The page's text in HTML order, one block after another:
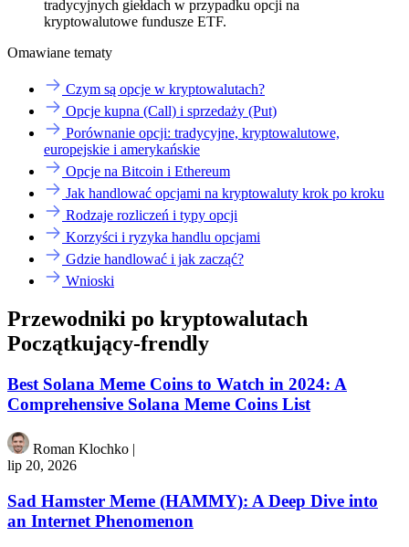
tradycyjnych giełdach w przypadku opcji na
kryptowalutowe fundusze ETF.
Omawiane tematy
Czym są opcje w kryptowalutach?
Opcje kupna (Call) i sprzedaży (Put)
Porównanie opcji: tradycyjne, kryptowalutowe,
europejskie i amerykańskie
Opcje na Bitcoin i Ethereum
Jak handlować opcjami na kryptowaluty krok po kroku
Rodzaje rozliczeń i typy opcji
Korzyści i ryzyka handlu opcjami
Gdzie handlować i jak zacząć?
Wnioski
Przewodniki po kryptowalutach
Początkujący-frendly
Best Solana Meme Coins to Watch in 2024: A
Comprehensive Solana Meme Coins List
Roman Klochko |
lip 20, 2026
Sad Hamster Meme (HAMMY): A Deep Dive into
an Internet Phenomenon